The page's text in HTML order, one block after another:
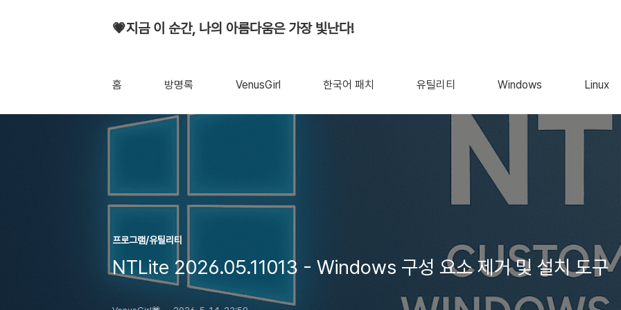
💗지금 이 순간, 나의 아름다움은 가장 빛난다!
홈 방명록 VenusGirl 한국어 패치 유틸리티 Windows Linux
프로그램/유틸리티
NTLite 2026.05.11013 - Windows 구성 요소 제거 및 설치 도구